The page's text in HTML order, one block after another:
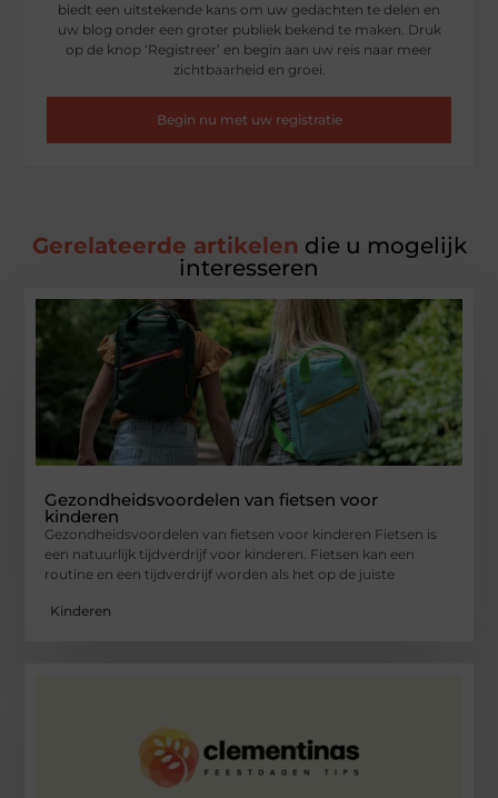
biedt een uitstekende kans om uw gedachten te delen en
uw blog onder een groter publiek bekend te maken. Druk
op de knop ‘Registreer’ en begin aan uw reis naar meer
zichtbaarheid en groei.
Begin nu met uw registratie
Gerelateerde artikelen die u mogelijk
interesseren
Gezondheidsvoordelen van fietsen voor
kinderen
Gezondheidsvoordelen van fietsen voor kinderen Fietsen is
een natuurlijk tijdverdrijf voor kinderen. Fietsen kan een
routine en een tijdverdrijf worden als het op de juiste
Kinderen